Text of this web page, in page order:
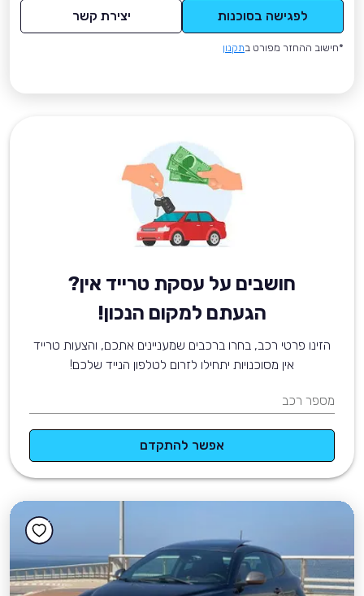
לפגישה בסוכנות יצירת קשר
*חישוב ההחזר מפורט בתקנון
חושבים על עסקת טרייד אין?
הגעתם למקום הנכון!
הזינו פרטי רכב, בחרו ברכבים שמעניינים אתכם, והצעות טרייד
אין מסוכנויות יתחילו לזרום לטלפון הנייד שלכם!
מספר רכב
אפשר להתקדם